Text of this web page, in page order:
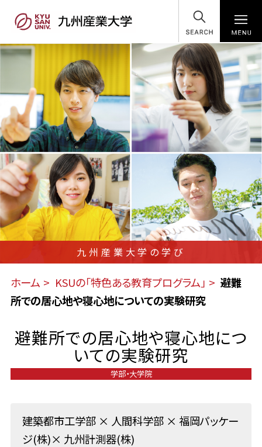
SEARCH
九州産業大学の学び
ホーム KSUの「特色ある教育プログラム」
避難
所での居心地や寝心地についての実験研究
避難所での居心地や寝心地につ
いての実験研究
学部・大学院
建築都市工学部 × 人間科学部 × 福岡パッケー
ジ(株)× 九州計測器(株)